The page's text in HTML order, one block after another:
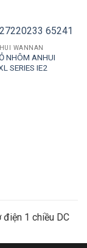
WANNAN
NHÔM ANHUI
SERIES IE2
1 chiều DC